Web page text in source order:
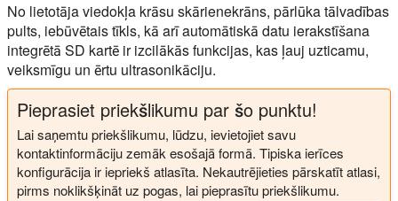
No lietotāja viedokļa krāsu skārienekrāns, pārlūka tālvadības
pults, iebūvētais tīkls, kā arī automātiskā datu ierakstīšana
integrētā SD kartē ir izcilākās funkcijas, kas ļauj uzticamu,
veiksmīgu un ērtu ultrasonikāciju.
Pieprasiet priekšlikumu par šo punktu!
Lai saņemtu priekšlikumu, lūdzu, ievietojiet savu
kontaktinformāciju zemāk esošajā formā. Tipiska ierīces
konfigurācija ir iepriekš atlasīta. Nekautrējieties pārskatīt atlasi,
pirms noklikšķināt uz pogas, lai pieprasītu priekšlikumu.